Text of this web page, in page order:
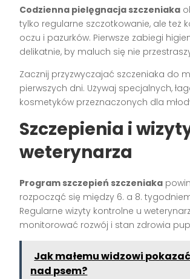
Codzienna pielęgnacja szczeniaka
tylko regularne szczotkowanie, ale też
oczu i pazurków. Pierwsze zabiegi
delikatnie, by maluch się nie
Zacznij przyzwyczajać szczeniaka do
pierwszych dni. Używaj specjalnych,
kosmetyków przeznaczonych dla
Szczepienia i
weterynarza
Program szczepień szczeniaka
rozpocząć się między 6. a 8.
Regularne wizyty kontrolne u
monitorować rozwój i stan zdrowia
Jak małemu widzowi
nad psem?